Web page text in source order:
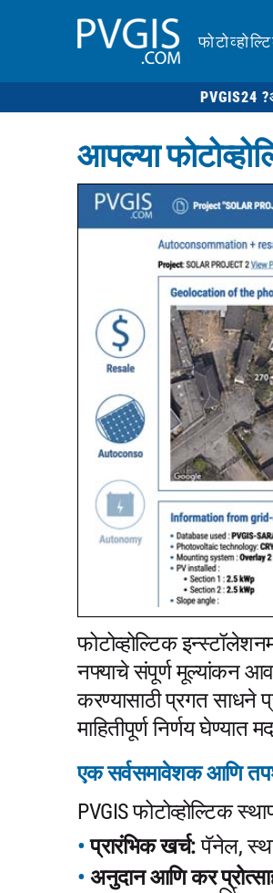
PVGIS24 ?
आपल्या
फोटोव्होल्टिक
नफ्याचे संपूर्ण मूल्यांकन
करण्यासाठी प्रगत साधने
माहितीपूर्ण निर्णय घेण्यात
एक सर्वसमावेशक आणि
PVGIS फोटोव्होल्टिक
प्रारंभिक खर्च:पॅनेल,
अनुदान आणि कर